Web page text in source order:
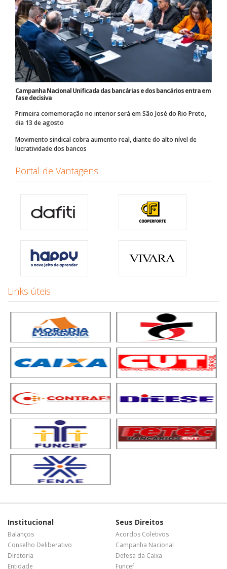
Campanha Nacional Unificada das bancárias e dos bancários entra em
fase decisiva
Primeira comemoração no interior será em São José do Rio Preto,
dia 13 de agosto
Movimento sindical cobra aumento real, diante do alto nível de
lucratividade dos bancos
Portal de Vantagens
Links úteis
Institucional
Balanços
Conselho Deliberativo
Diretoria
Entidade
Seus Direitos
Acordos Coletivos
Campanha Nacional
Defesa da Caixa
Funcef